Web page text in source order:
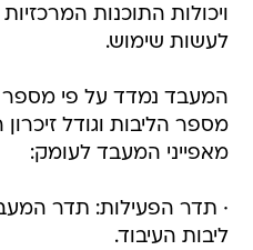
ויכולות התוכנות
לעשות שימוש.
המעבד נמדד על פי מספר
מספר הליבות וגודל
מאפייני המעבד לעומק:
· תדר הפעילות: תדר
ליבות העיבוד.